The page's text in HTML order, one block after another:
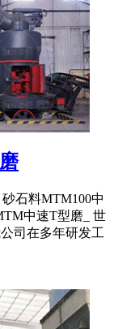
石料MTM100中
中速T型磨_ 世
司在多年研发工